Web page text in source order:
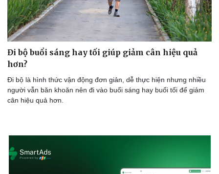
Doanh nghiệp
Thông tin doanh nghiệp
Doanh nghiệp 24h
Doanh nhân
Vì cộng đồng
Công nghệ
Sành điệu
Trải nghiệm
Chuyển đổi số
Đi bộ buổi sáng hay tối giúp giảm cân hiệu quả
hơn?
Đi bộ là hình thức vận động đơn giản, dễ thực hiện nhưng nhiều
người vẫn băn khoăn nên đi vào buổi sáng hay buổi tối để giảm
cân hiệu quả hơn.